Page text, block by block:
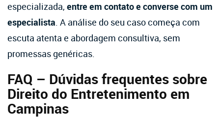
especializada, entre em contato e converse com um
especialista. A análise do seu caso começa com
escuta atenta e abordagem consultiva, sem
promessas genéricas.
FAQ – Dúvidas frequentes sobre
Direito do Entretenimento em
Campinas